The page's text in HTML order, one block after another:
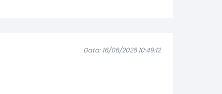
Data: 16/06/2026 10:49:12